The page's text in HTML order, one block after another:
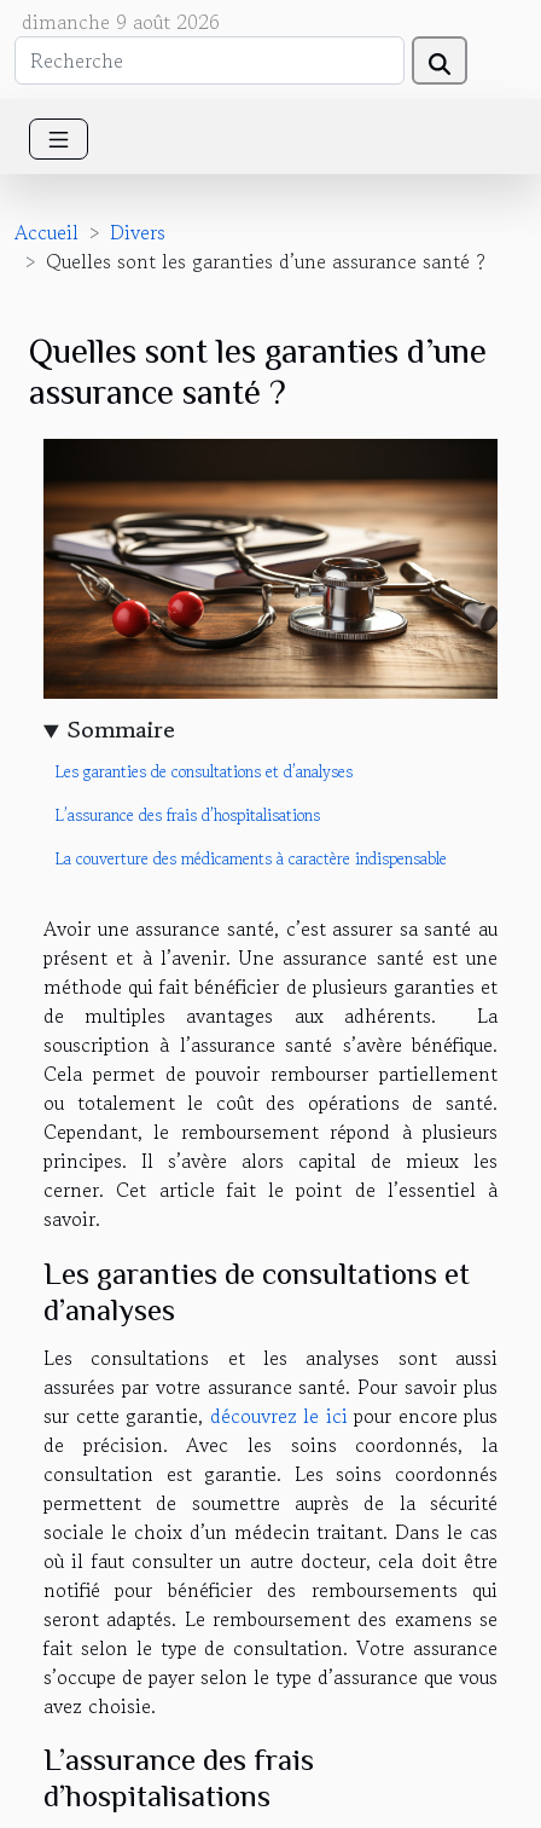
dimanche 9 août 2026
Accueil
Divers
Quelles sont les garanties d’une assurance santé ?
Quelles sont les garanties d’une
assurance santé ?
Sommaire
Les garanties de consultations et d’analyses
L’assurance des frais d’hospitalisations
La couverture des médicaments à caractère indispensable
Avoir une assurance santé, c’est assurer sa santé au
présent et à l’avenir. Une assurance santé est une
méthode qui fait bénéficier de plusieurs garanties et
de multiples avantages aux adhérents. La
souscription à l’assurance santé s’avère bénéfique.
Cela permet de pouvoir rembourser partiellement
ou totalement le coût des opérations de santé.
Cependant, le remboursement répond à plusieurs
principes. Il s’avère alors capital de mieux les
cerner. Cet article fait le point de l’essentiel à
savoir.
Les garanties de consultations et
d’analyses
Les consultations et les analyses sont aussi
assurées par votre assurance santé. Pour savoir plus
sur cette garantie, découvrez le icipour encore plus
de précision. Avec les soins coordonnés, la
consultation est garantie. Les soins coordonnés
permettent de soumettre auprès de la sécurité
sociale le choix d’un médecin traitant. Dans le cas
où il faut consulter un autre docteur, cela doit être
notifié pour bénéficier des remboursements qui
seront adaptés. Le remboursement des examens se
fait selon le type de consultation. Votre assurance
s’occupe de payer selon le type d’assurance que vous
avez choisie.
L’assurance des frais
d’hospitalisations